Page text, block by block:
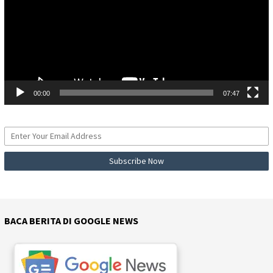
00:00 07:47
BACA BERITA DI GOOGLE NEWS